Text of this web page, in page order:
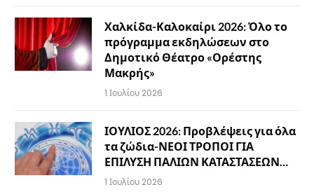
Χαλκίδα-Καλοκαίρι 2026: Όλο το
πρόγραμμα εκδηλώσεων στο
Δημοτικό Θέατρο «Ορέστης
Μακρής»
1 Ιουλίου 2026
ΙΟΥΛΙΟΣ 2026: Προβλέψεις για όλα
τα ζώδια-ΝΕΟΙ ΤΡΟΠΟΙ ΓΙΑ
ΕΠΙΛΥΣΗ ΠΑΛΙΩΝ ΚΑΤΑΣΤΑΣΕΩΝ…
1 Ιουλίου 2026